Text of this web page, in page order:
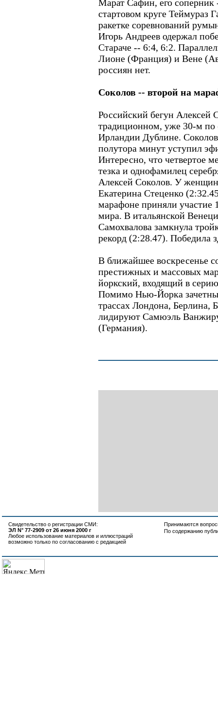
Марат Сафин, его
стартовом круге Теймураз
ракетке соревнований
Игорь Андреев одержал
Стараче -- 6:4, 6:2.
Лионе (Франция) и Вене
россиян нет.
Соколов -- второй на
Российский бегун Алексей
традиционном, уже 30-м по
Ирландии Дублине. Соколов
полутора минут уступил
Интересно, что четвертое
тезка и однофамилец
Алексей Соколов. У
Екатерина Стеценко
марафоне приняли участие
мира. В итальянской
Самохвалова замкнула
рекорд (2:28.47). Победила
В ближайшее воскресенье
престижных и массовых
йоркский, входящий в
Помимо Нью-Йорка
трассах Лондона, Берлина,
лидируют Самюэль
(Германия).
Свидетельство о регистрации СМИ:
ЭЛ N° 77-2909 от 26 июня 2000 г
Любое использование материалов и иллюстраций
возможно только по согласованию с редакцией
Принимаются
По содержанию